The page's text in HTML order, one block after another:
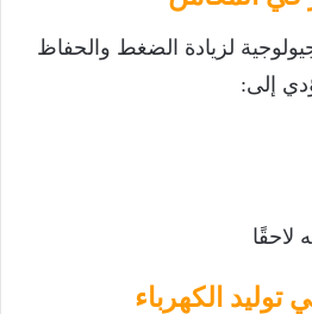
لزيادة الضغط والحفاظ
إلى:
لاحقًا